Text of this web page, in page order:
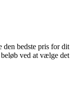
den bedste pris for dit
ved at vælge det